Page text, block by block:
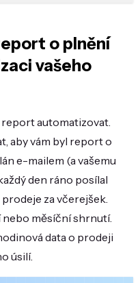
o plnění
vašeho
automatizovat.
aby vám byl report o
e-mailem (a vašemu
den ráno posílal
za včerejšek.
měsíční shrnutí.
data o prodeji
úsilí.